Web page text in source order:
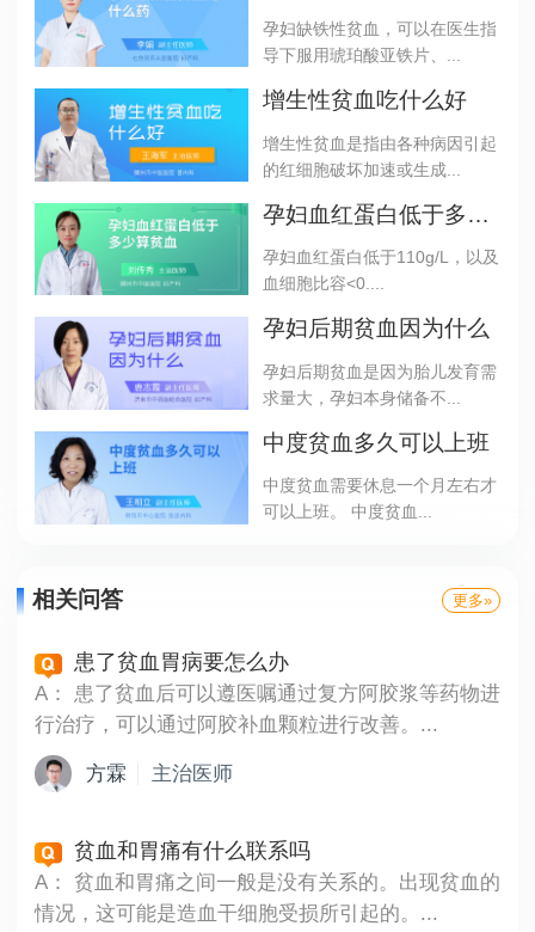
孕妇缺铁性贫血，可以在医生指
导下服用琥珀酸亚铁片、...
增生性贫血吃什么好
增生性贫血是指由各种病因引起
的红细胞破坏加速或生成...
孕妇血红蛋白低于多少算贫血
孕妇血红蛋白低于110g/L，以及
血细胞比容<0....
孕妇后期贫血因为什么
孕妇后期贫血是因为胎儿发育需
求量大，孕妇本身储备不...
中度贫血多久可以上班
中度贫血需要休息一个月左右才
可以上班。 中度贫血...
相关问答 更多»
患了贫血胃病要怎么办
A：
患了贫血后可以遵医嘱通过复方阿胶浆等药物进
行治疗，可以通过阿胶补血颗粒进行改善。...
方霖 主治医师
贫血和胃痛有什么联系吗
A：
贫血和胃痛之间一般是没有关系的。出现贫血的
情况，这可能是造血干细胞受损所引起的。...